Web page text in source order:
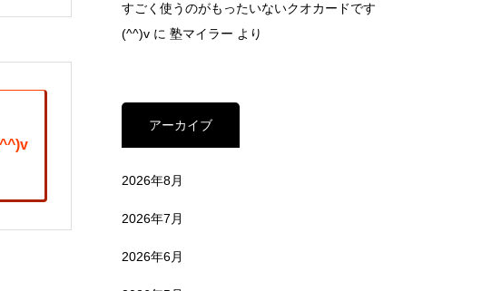
すごく使うのがもったいないクオカードです
(^^)v に 塾マイラー より
アーカイブ
2026年8月
2026年7月
2026年6月